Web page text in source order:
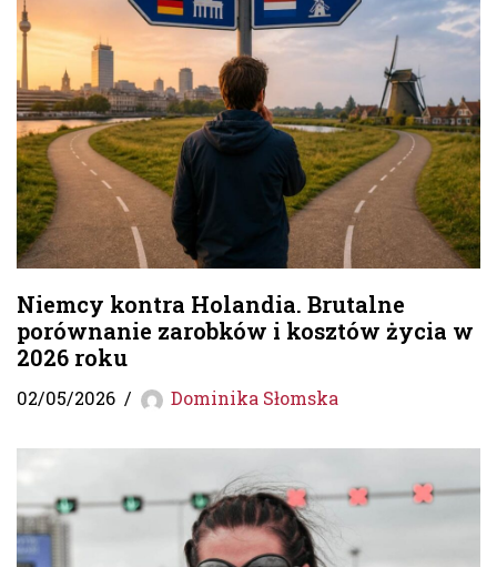
Niemcy kontra Holandia. Brutalne
porównanie zarobków i kosztów życia w
2026 roku
02/05/2026 Dominika Słomska